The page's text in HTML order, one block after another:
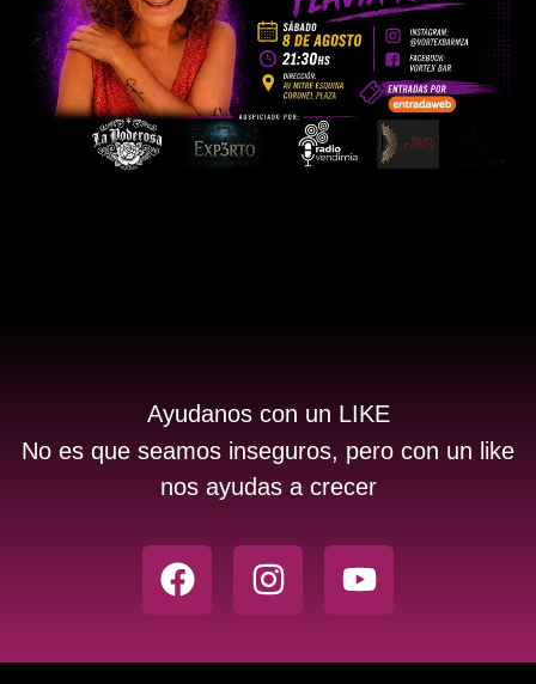
Ayudanos con un LIKE
No es que seamos inseguros, pero con un like
nos ayudas a crecer